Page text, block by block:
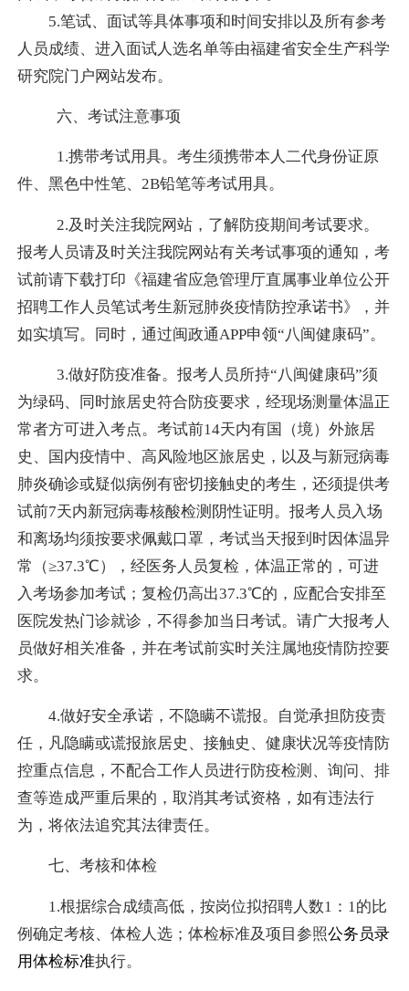
5.笔试、面试等具体事项和时间安排以及所有参考
人员成绩、进入面试人选名单等由福建省安全生产科学
研究院门户网站发布。
六、考试注意事项
1.携带考试用具。考生须携带本人二代身份证原
件、黑色中性笔、 2B铅笔等考试用具。
2.及时关注我院网站，了解防疫期间考试要求。
报考人员请及时关注我院网站有关考试事项的通知，考
试前请下载打印《福建省应急管理厅直属事业单位公开
招聘工作人员笔试考生新冠肺炎疫情防控承诺书》，并
如实填写。同时，通过闽政通APP申领“八闽健康码”。
3.做好防疫准备。报考人员所持“八闽健康码”须
为绿码、同时旅居史符合防疫要求，经现场测量体温正
常者方可进入考点。考试前14天内有国（境）外旅居
史、国内疫情中、高风险地区旅居史，以及与新冠病毒
肺炎确诊或疑似病例有密切接触史的考生，还须提供考
试前7天内新冠病毒核酸检测阴性证明。报考人员入场
和离场均须按要求佩戴口罩，考试当天报到时因体温异
常（≥37.3℃），经医务人员复检，体温正常的，可进
入考场参加考试；复检仍高出37.3℃的，应配合安排至
医院发热门诊就诊，不得参加当日考试。请广大报考人
员做好相关准备，并在考试前实时关注属地疫情防控要
求。
4.做好安全承诺，不隐瞒不谎报。自觉承担防疫责
任，凡隐瞒或谎报旅居史、接触史、健康状况等疫情防
控重点信息，不配合工作人员进行防疫检测、询问、排
查等造成严重后果的，取消其考试资格，如有违法行
为，将依法追究其法律责任。
七、考核和体检
1.根据综合成绩高低，按岗位拟招聘人数1 ： 1 的比
例确定考核、体检人选；体检标准及项目参照公务员录
用体检标准执行。